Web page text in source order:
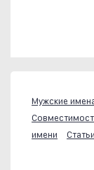
Мужские
имени
Статьи